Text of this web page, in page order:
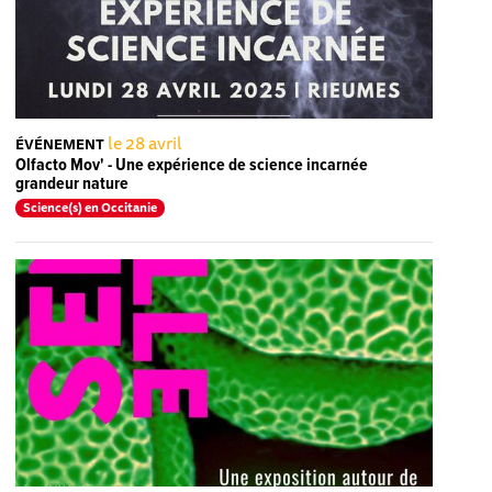
ÉVÉNEMENT le 28 avril
Olfacto Mov' - Une expérience de science incarnée
grandeur nature
Science(s) en Occitanie